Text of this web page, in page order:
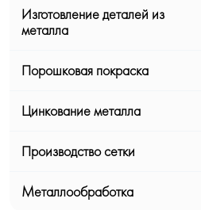
Изготовление деталей из
металла
Порошковая покраска
Цинкование металла
Производство сетки
Металлообработка